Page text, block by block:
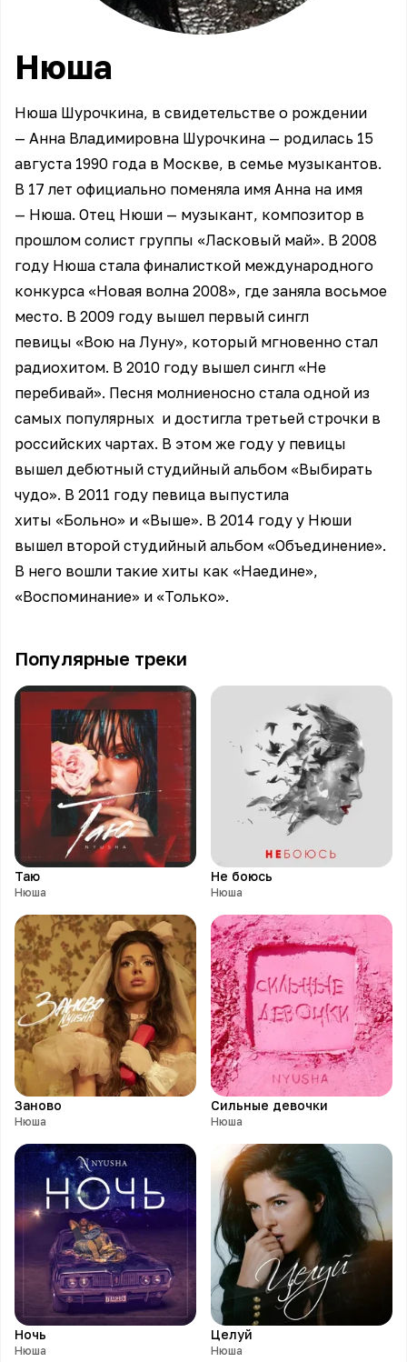
Нюша
Нюша Шурочкина, в свидетельстве о рождении
— Анна Владимировна Шурочкина — родилась 15
августа 1990 года в Москве, в семье музыкантов.
В 17 лет официально поменяла имя Анна на имя
— Нюша. Отец Нюши — музыкант, композитор в
прошлом солист группы «Ласковый май». В 2008
году Нюша стала финалисткой международного
конкурса «Новая волна 2008», где заняла восьмое
место. В 2009 году вышел первый сингл
певицы «Вою на Луну», который мгновенно стал
радиохитом. В 2010 году вышел сингл «Не
перебивай». Песня молниеносно стала одной из
самых популярных и достигла третьей строчки в
российских чартах. В этом же году у певицы
вышел дебютный студийный альбом «Выбирать
чудо». В 2011 году певица выпустила
хиты «Больно» и «Выше». В 2014 году у Нюши
вышел второй студийный альбом «Объединение».
В него вошли такие хиты как «Наедине»,
«Воспоминание» и «Только».
Популярные треки
Таю
Нюша
Не боюсь
Нюша
Заново
Нюша
Сильные девочки
Нюша
Ночь
Нюша
Целуй
Нюша